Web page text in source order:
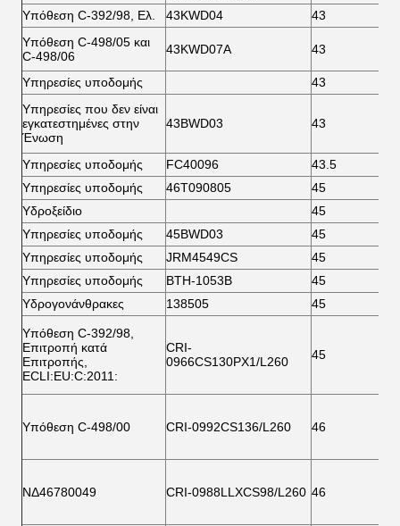
Υπόθεση C-392/98, Ελ.
43KWD04 43
Υπόθεση C-498/05 και
C-498/06
43KWD07A 43
Υπηρεσίες υποδομής 43
Υπηρεσίες που δεν είναι
εγκατεστημένες στην
Ένωση
43BWD03 43
Υπηρεσίες υποδομής FC40096 43.5
Υπηρεσίες υποδομής
46Τ090805 45
Υδροξείδιο
45
Υπηρεσίες υποδομής
45BWD03 45
Υπηρεσίες υποδομής
JRM4549CS 45
Υπηρεσίες υποδομής
BTH-1053B 45
Υδρογονάνθρακες
138505 45
Υπόθεση C-392/98,
Επιτροπή κατά
Επιτροπής,
ECLI:EU:C:2011:
CRI-
0966CS130PX1/L260
45
Υπόθεση C-498/00 CRI-0992CS136/L260 46
ΝΔ46780049 CRI-0988LLXCS98/L260 46